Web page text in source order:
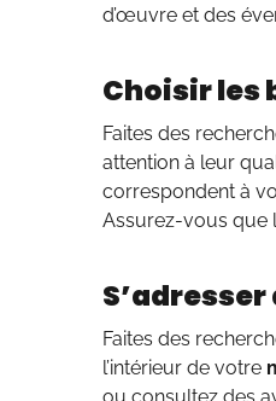
d’œuvre et des
Choisir les
Faites des
attention à leur
correspondent à
Assurez-vous que
Faites des
l’intérieur de votre